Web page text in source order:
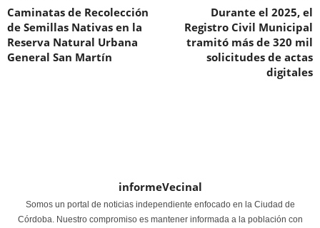
Caminatas de Recolección
de Semillas Nativas en la
Reserva Natural Urbana
General San Martín
Durante el 2025, el
Registro Civil Municipal
tramitó más de 320 mil
solicitudes de actas
digitales
informeVecinal
Somos un portal de noticias independiente enfocado en la Ciudad de
Córdoba. Nuestro compromiso es mantener informada a la población con